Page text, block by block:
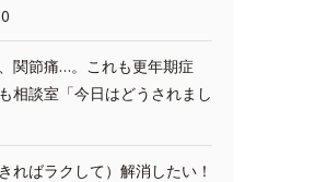
関節痛…。これも更年期症
相談室「今日はどうされまし
ればラクして）解消したい！